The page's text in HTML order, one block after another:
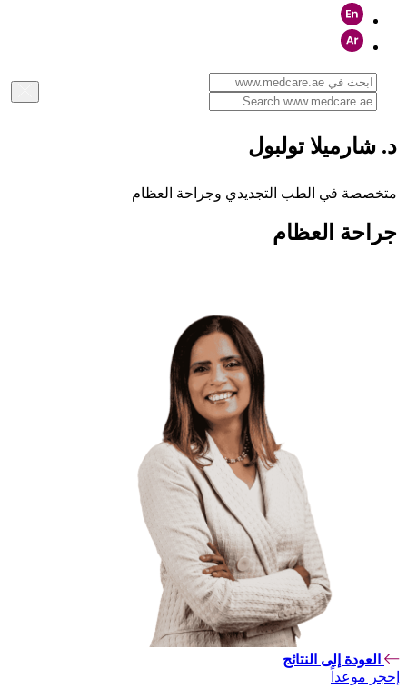
د. شارميلا تولبول
متخصصة في الطب التجديدي وجراحة العظام
جراحة العظام
العودة إلى النتائج
إحجر موعداً